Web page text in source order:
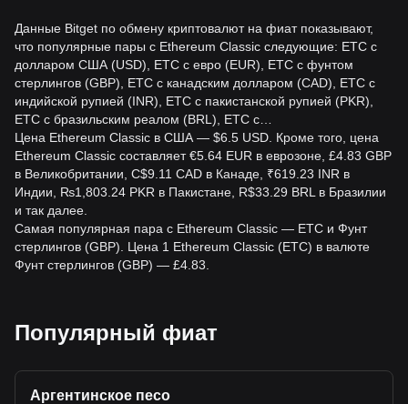
Данные Bitget по обмену криптовалют на фиат показывают,
что популярные пары с Ethereum Classic следующие: ETC с
долларом США (USD), ETC с евро (EUR), ETC с фунтом
стерлингов (GBP), ETC с канадским долларом (CAD), ETC с
индийской рупией (INR), ETC с пакистанской рупией (PKR),
ETC с бразильским реалом (BRL), ETC с…
Цена Ethereum Classic в США — $6.5 USD. Кроме того, цена
Ethereum Classic составляет €5.64 EUR в еврозоне, £4.83 GBP
в Великобритании, C$9.11 CAD в Канаде, ₹619.23 INR в
Индии, ₨1,803.24 PKR в Пакистане, R$33.29 BRL в Бразилии
и так далее.
Самая популярная пара с Ethereum Classic — ETC и Фунт
стерлингов (GBP). Цена 1 Ethereum Classic (ETC) в валюте
Фунт стерлингов (GBP) — £4.83.
Популярный фиат
Аргентинское песо